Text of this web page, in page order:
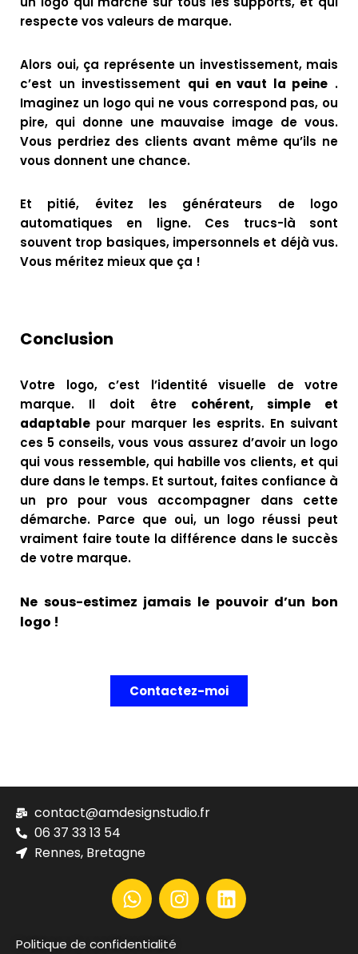
respecte vos valeurs de marque.
Alors oui, ça représente un investissement, mais
c’est un investissement qui en vaut la peine .
Imaginez un logo qui ne vous correspond pas, ou
pire, qui donne une mauvaise image de vous.
Vous perdriez des clients avant même qu’ils ne
vous donnent une chance.
Et pitié, évitez les générateurs de logo
automatiques en ligne. Ces trucs-là sont
souvent trop basiques, impersonnels et déjà vus.
Vous méritez mieux que ça !
Conclusion
Votre logo, c’est l’identité visuelle de votre
marque. Il doit être cohérent, simple et
adaptable pour marquer les esprits. En suivant
ces 5 conseils, vous vous assurez d’avoir un logo
qui vous ressemble, qui habille vos clients, et qui
dure dans le temps. Et surtout, faites confiance à
un pro pour vous accompagner dans cette
démarche. Parce que oui, un logo réussi peut
vraiment faire toute la différence dans le succès
de votre marque.
Ne sous-estimez jamais le pouvoir d’un bon
logo !
Contactez-moi
contact@amdesignstudio.fr
06 37 33 13 54
Rennes, Bretagne
Politique de confidentialité